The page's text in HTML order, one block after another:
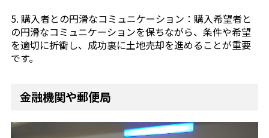
5. 購入者との円滑なコミュニケーション：購入希望者と
の円滑なコミュニケーションを保ちながら、条件や希望
を適切に折衝し、成功裏に土地売却を進めることが重要
です。
金融機関や郵便局